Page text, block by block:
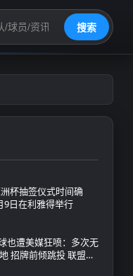
搜索
杯抽签仪式时间确
9日在利雅得举行
也遭美媒狂喷：多次无
招牌前倾跳投 联盟该